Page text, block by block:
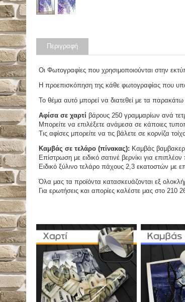
Περιγραφή
Οι Φωτογραφίες που χρησιμοποιούνται στην
Η προεπισκόπηση της κάθε φωτογραφίας που
Το θέμα αυτό μπορεί να διατεθεί με τα παρακάτω
Αφίσα σε χαρτί βάρους 250 γραμμαρίων ανά
Μπορείτε να επιλέξετε ανάμεσα σε κάποιες
Τις αφίσες μπορείτε να τις βάλετε σε κορνίζα
Καμβάς σε τελάρο (πίνακας): Καμβάς
Επίστρωση με ειδικό σατινέ βερνίκι για
Ειδικό ξύλινο τελάρο πάχους 2,3 εκατοστών με
Όλα μας τα προϊόντα κατασκευάζονται εξ
Για ερωτήσεις και απορίες καλέστε μας στο